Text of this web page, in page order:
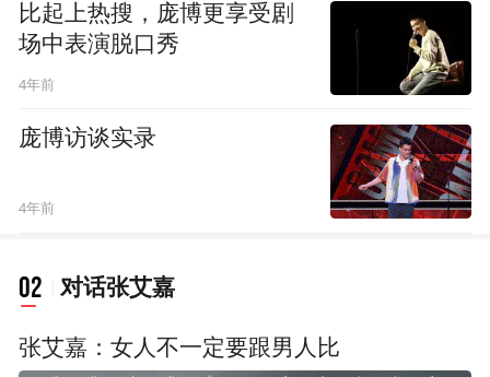
比起上热搜，庞博更享受剧
场中表演脱口秀
4年前
庞博访谈实录
4年前
02 对话张艾嘉
张艾嘉：女人不一定要跟男人比